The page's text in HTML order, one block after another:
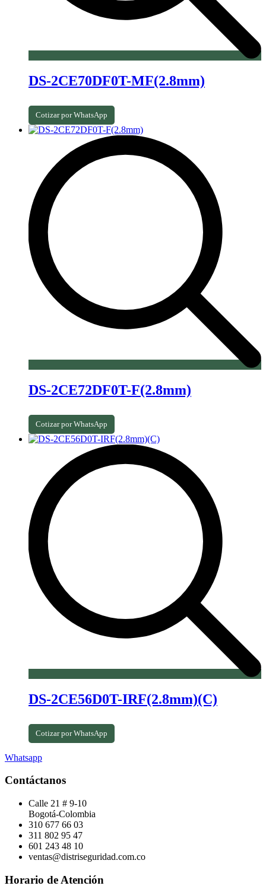
DS-2CE70DF0T-MF(2.8mm)
Cotizar por WhatsApp
DS-2CE72DF0T-F(2.8mm)
Cotizar por WhatsApp
DS-2CE56D0T-IRF(2.8mm)(C)
Cotizar por WhatsApp
Whatsapp
Contáctanos
Calle 21 # 9-10
Bogotá-Colombia
310 677 66 03
311 802 95 47
601 243 48 10
ventas@distriseguridad.com.co
Horario de Atención